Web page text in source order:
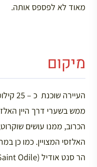
מאוד לא לפספס אותה.
מיקום
ממש בשערי דרך היין
הכרוב, ממנו עושים
האלזסי המצויין. כמו כן